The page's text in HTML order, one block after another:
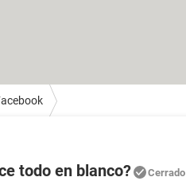
todo en blanco? Cerrado